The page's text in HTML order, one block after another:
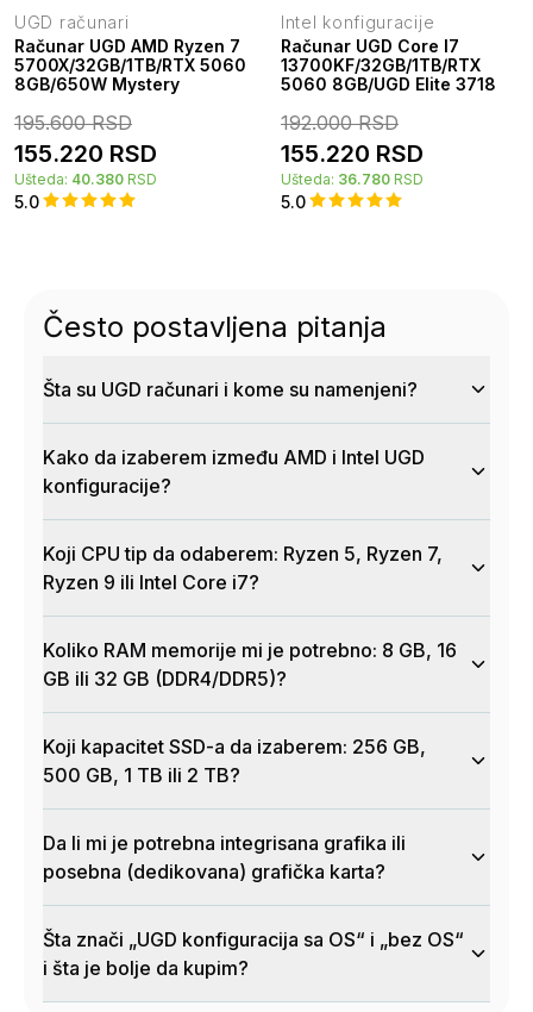
UGD računari
Računar UGD AMD Ryzen 7
5700X/32GB/1TB/RTX 5060
8GB/650W Mystery
5.0
195.600RSD
155.220 RSD
Ušteda: 40.380 RSD
Intel konfiguracije
Računar UGD Core I7
13700KF/32GB/1TB/RTX
5060 8GB/UGD Elite 3718
5.0
192.000RSD
155.220 RSD
Ušteda: 36.780 RSD
Često postavljena pitanja
Šta su UGD računari i kome su namenjeni?
Kako da izaberem između AMD i Intel UGD
konfiguracije?
Koji CPU tip da odaberem: Ryzen 5, Ryzen 7,
Ryzen 9 ili Intel Core i7?
Koliko RAM memorije mi je potrebno: 8 GB, 16
GB ili 32 GB (DDR4/DDR5)?
Koji kapacitet SSD-a da izaberem: 256 GB,
500 GB, 1 TB ili 2 TB?
Da li mi je potrebna integrisana grafika ili
posebna (dedikovana) grafička karta?
Šta znači „UGD konfiguracija sa OS“ i „bez OS“
i šta je bolje da kupim?